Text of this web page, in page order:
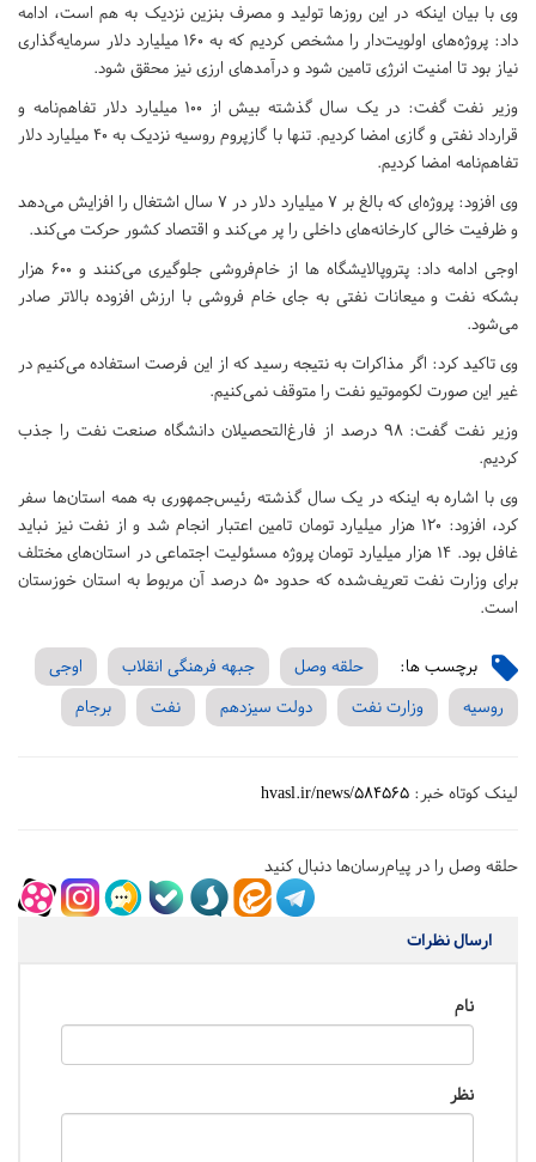
وی با بیان اینکه در این روزها تولید و مصرف بنزین نزدیک به هم است، ادامه
داد: پروژه‌های اولویت‌دار را مشخص کردیم که به ۱۶۰ میلیارد دلار سرمایه‌گذاری
نیاز بود تا امنیت انرژی تامین شود و درآمدهای ارزی نیز محقق شود.
وزیر نفت گفت: در یک سال گذشته بیش از ۱۰۰ میلیارد دلار تفاهم‌نامه و
قرارداد نفتی و گازی امضا کردیم. تنها با گازپروم روسیه نزدیک به ۴۰ میلیارد دلار
تفاهم‌نامه امضا کردیم.
وی افزود: پروژه‌ای که بالغ بر ۷ میلیارد دلار در ۷ سال اشتغال را افزایش می‌دهد
و ظرفیت خالی کارخانه‌های داخلی را پر می‌کند و اقتصاد کشور حرکت می‌کند.
اوجی ادامه داد: پتروپالایشگاه ها از خام‌فروشی جلوگیری می‌کنند و ۶۰۰ هزار
بشکه نفت و میعانات نفتی به جای خام فروشی با ارزش افزوده بالاتر صادر
می‌شود.
وی تاکید کرد: اگر مذاکرات به نتیجه رسید که از این فرصت استفاده می‌کنیم در
غیر این صورت لکوموتیو نفت را متوقف نمی‌کنیم.
وزیر نفت گفت: ۹۸ درصد از فارغ‌التحصیلان دانشگاه صنعت نفت را جذب
کردیم.
وی با اشاره به اینکه در یک سال گذشته رئیس‌جمهوری به همه استان‌ها سفر
کرد، افزود: ۱۲۰ هزار میلیارد تومان تامین اعتبار انجام شد و از نفت نیز نباید
غافل بود. ۱۴ هزار میلیارد تومان پروژه مسئولیت اجتماعی در استان‌های مختلف
برای وزارت نفت تعریف‌شده که حدود ۵۰ درصد آن مربوط به استان خوزستان
است.
برچسب ها: حلقه وصل جبهه فرهنگی انقلاب
اوجی
روسیه
وزارت نفت دولت سیزدهم نفت برجام
لینک کوتاه خبر: hvasl.ir/news/584565
حلقه وصل را در پیام‌رسان‌ها دنبال کنید
ارسال نظرات
نام
نظر